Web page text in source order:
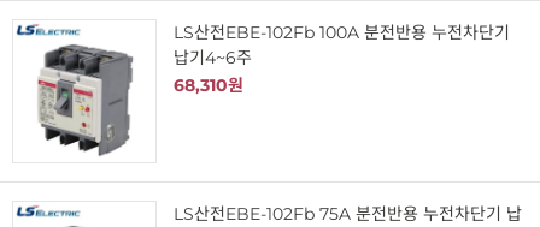
LS산전EBE-102Fb 100A 분전반용 누전차단기
납기4~6주
68,310원
LS산전EBE-102Fb 75A 분전반용 누전차단기 납